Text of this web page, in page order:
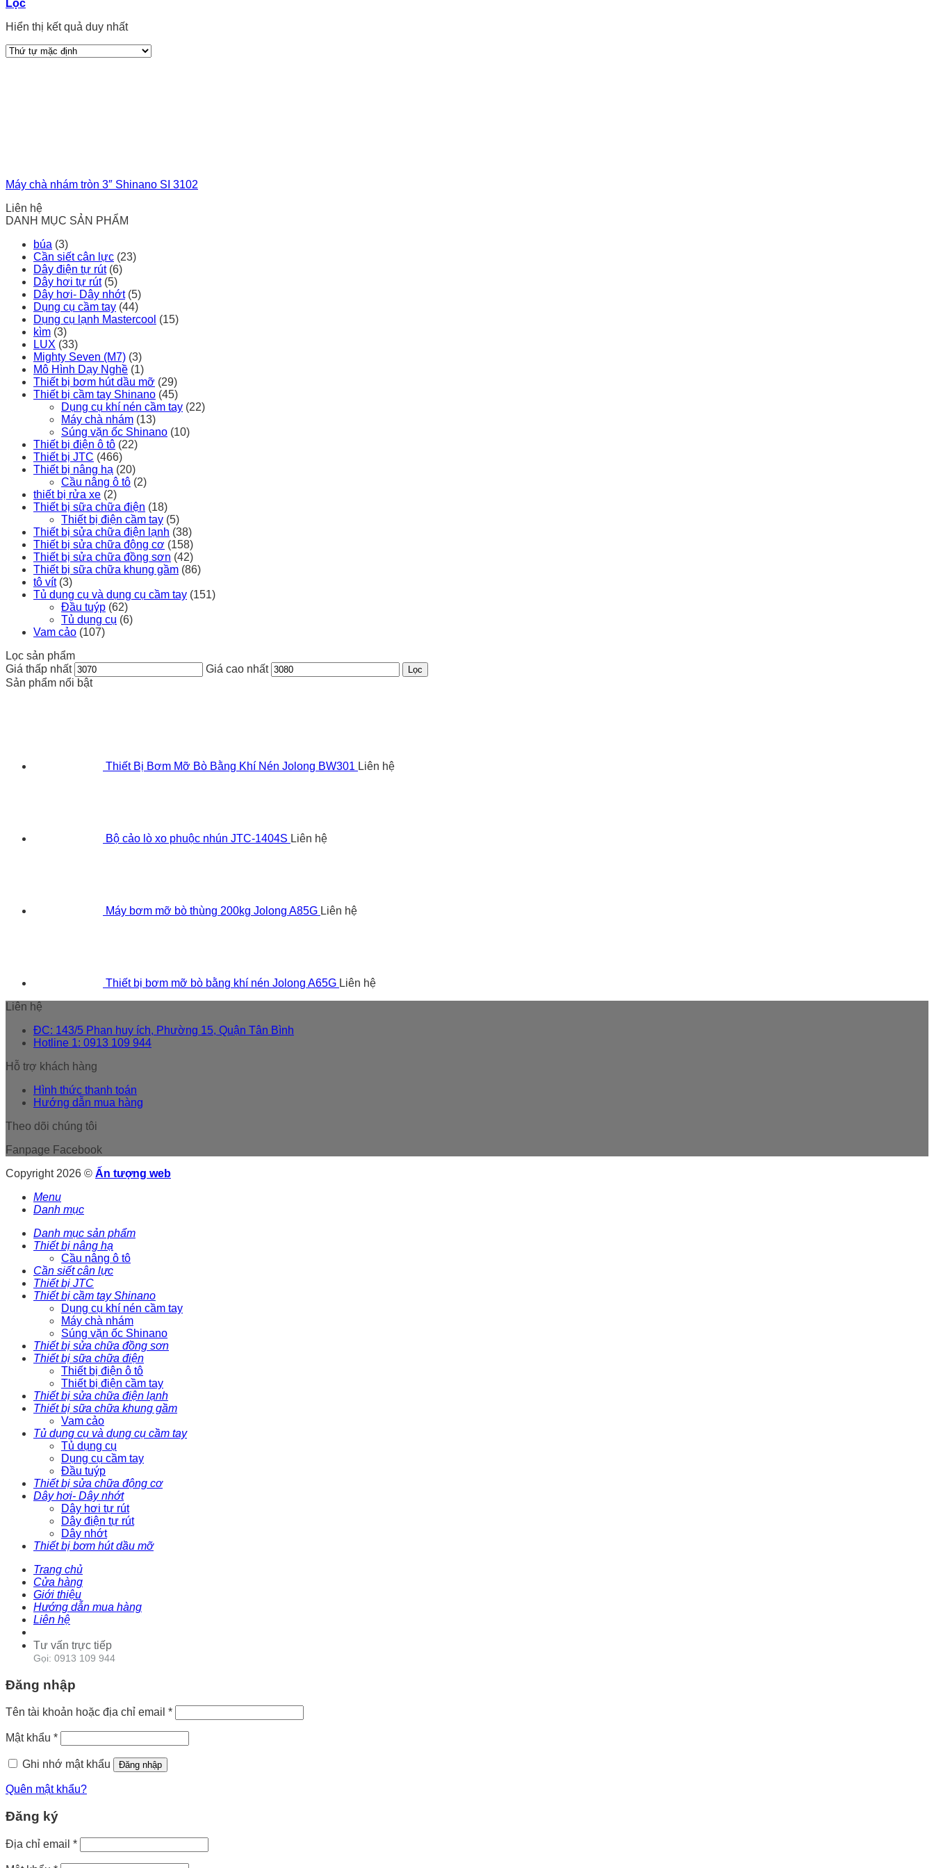
Lọc
Hiển thị kết quả duy nhất
Máy chà nhám tròn 3″ Shinano SI 3102
Liên hệ
DANH MỤC SẢN PHẨM
búa (3)
Cần siết cân lực (23)
Dây điện tự rút (6)
Dây hơi tự rút (5)
Dây hơi- Dây nhớt (5)
Dụng cụ cầm tay (44)
Dụng cụ lạnh Mastercool (15)
kìm (3)
LUX (33)
Mighty Seven (M7) (3)
Mô Hình Dạy Nghề (1)
Thiết bị bơm hút dầu mỡ (29)
Thiết bị cầm tay Shinano (45)
Dụng cụ khí nén cầm tay (22)
Máy chà nhám (13)
Súng vặn ốc Shinano (10)
Thiết bị điện ô tô (22)
Thiết bị JTC (466)
Thiết bị nâng hạ (20)
Cầu nâng ô tô (2)
thiết bị rửa xe (2)
Thiết bị sữa chữa điện (18)
Thiết bị điện cầm tay (5)
Thiết bị sửa chữa điện lạnh (38)
Thiết bị sửa chữa động cơ (158)
Thiết bị sửa chữa đồng sơn (42)
Thiết bị sữa chữa khung gầm (86)
tô vít (3)
Tủ dụng cụ và dụng cụ cầm tay (151)
Đầu tuýp (62)
Tủ dụng cụ (6)
Vam cảo (107)
Lọc sản phẩm
Giá thấp nhất
Giá cao nhất Lọc
Sản phẩm nổi bật
Thiết Bị Bơm Mỡ Bò Bằng Khí Nén Jolong BW301 Liên hệ
Bộ cảo lò xo phuộc nhún JTC-1404S Liên hệ
Máy bơm mỡ bò thùng 200kg Jolong A85G Liên hệ
Thiết bị bơm mỡ bò bằng khí nén Jolong A65G Liên hệ
Liên hệ
ĐC: 143/5 Phan huy ích, Phường 15, Quận Tân Bình
Hotline 1: 0913 109 944
Hỗ trợ khách hàng
Hình thức thanh toán
Hướng dẫn mua hàng
Theo dõi chúng tôi
Fanpage Facebook
Copyright 2026 © Ấn tượng web
Menu
Danh mục
Danh mục sản phẩm
Thiết bị nâng hạ
Cầu nâng ô tô
Cần siết cân lực
Thiết bị JTC
Thiết bị cầm tay Shinano
Dụng cụ khí nén cầm tay
Máy chà nhám
Súng vặn ốc Shinano
Thiết bị sửa chữa đồng sơn
Thiết bị sữa chữa điện
Thiết bị điện ô tô
Thiết bị điện cầm tay
Thiết bị sửa chữa điện lạnh
Thiết bị sữa chữa khung gầm
Vam cảo
Tủ dụng cụ và dụng cụ cầm tay
Tủ dụng cụ
Dụng cụ cầm tay
Đầu tuýp
Thiết bị sửa chữa động cơ
Dây hơi- Dây nhớt
Dây hơi tự rút
Dây điện tự rút
Dây nhớt
Thiết bị bơm hút dầu mỡ
Trang chủ
Cửa hàng
Giới thiệu
Hướng dẫn mua hàng
Liên hệ
Tư vấn trực tiếp
Gọi: 0913 109 944
Đăng nhập
Tên tài khoản hoặc địa chỉ email *
Mật khẩu *
Ghi nhớ mật khẩu Đăng nhập
Quên mật khẩu?
Đăng ký
Địa chỉ email *